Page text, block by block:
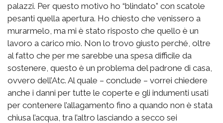
palazzi. Per questo motivo ho “blindato” con scatole
pesanti quella apertura. Ho chiesto che venissero a
murarmelo, ma mi è stato risposto che quello è un
lavoro a carico mio. Non lo trovo giusto perché, oltre
al fatto che per me sarebbe una spesa difficile da
sostenere, questo è un problema del padrone di casa,
ovvero dell’Atc. Al quale – conclude – vorrei chiedere
anche i danni per tutte le coperte e gli indumenti usati
per contenere l’allagamento fino a quando non è stata
chiusa l’acqua, tra l’altro lasciando a secco sei